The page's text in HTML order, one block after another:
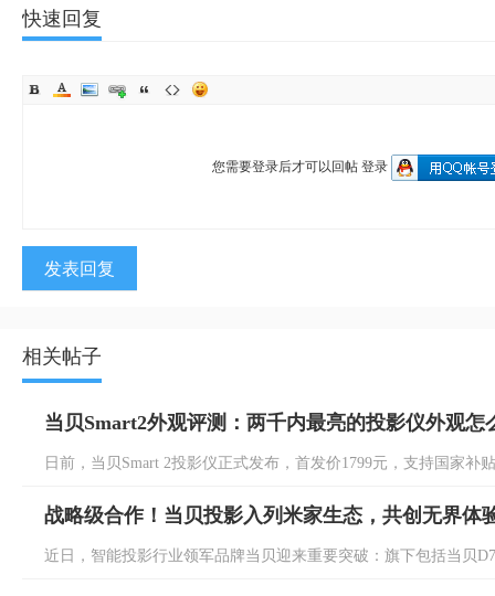
快速回复
您需要登录后才可以回帖 登录
发表回复
相关帖子
当贝Smart2外观评测：两千内最亮的投影仪外观怎
日前，当贝Smart 2投影仪正式发布，首发价1799元，支持国家补
战略级合作！当贝投影入列米家生态，共创无界体
近日，智能投影行业领军品牌当贝迎来重要突破：旗下包括当贝